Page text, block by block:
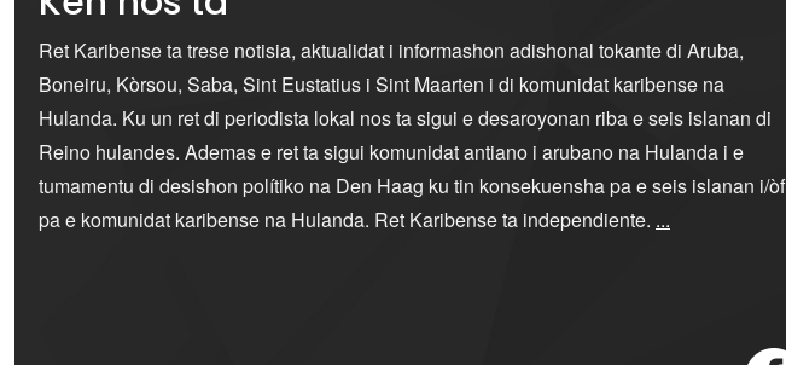
Ret Karibense ta trese notisia, aktualidat i informashon adishonal tokante di Aruba,
Boneiru, Kòrsou, Saba, Sint Eustatius i Sint Maarten i di komunidat karibense na
Hulanda. Ku un ret di periodista lokal nos ta sigui e desaroyonan riba e seis islanan di
Reino hulandes. Ademas e ret ta sigui komunidat antiano i arubano na Hulanda i e
tumamentu di desishon polítiko na Den Haag ku tin konsekuensha pa e seis islanan i/òf
pa e komunidat karibense na Hulanda. Ret Karibense ta independiente. ...